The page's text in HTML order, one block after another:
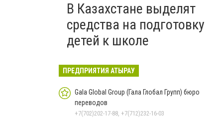
В Казахстане выделят
средства на подготовку
детей к школе
ПРЕДПРИЯТИЯ АТЫРАУ
Gala Global Group (Гала Глобал Групп) бюро
переводов
+7(702)202-17-88, +7(712)232-16-03